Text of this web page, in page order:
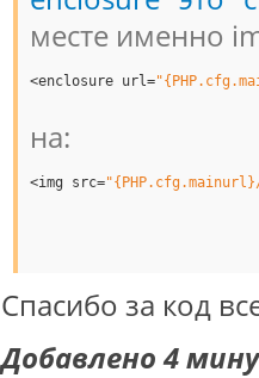
месте именно
<enclosure url=
на:
<img src=
Спасибо за код
Добавлено 4